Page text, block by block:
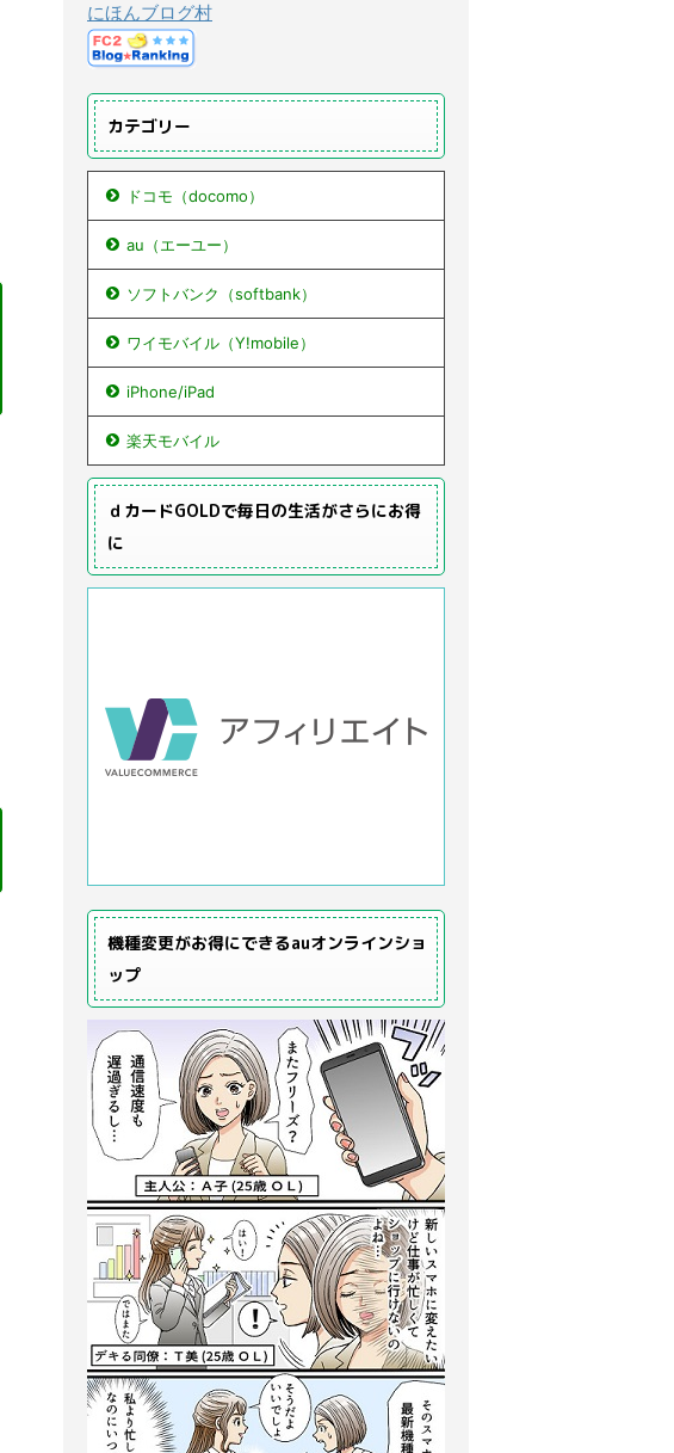
にほんブログ村
カテゴリー
ドコモ（docomo）
au（エーユー）
ソフトバンク（softbank）
ワイモバイル（Y!mobile）
iPhone/iPad
楽天モバイル
ｄカードGOLDで毎日の生活がさらにお得
に
機種変更がお得にできるauオンラインショ
ップ